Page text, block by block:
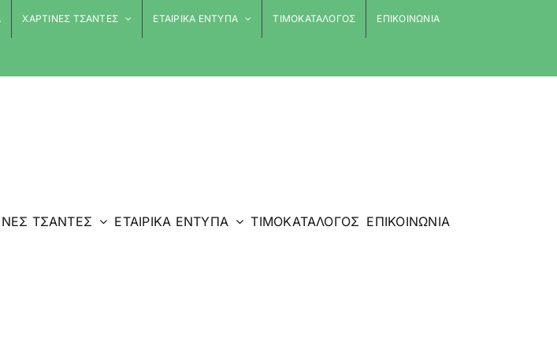
ΧΑΡΤΙΝΕΣ ΤΣΑΝΤΕΣ ΕΤΑΙΡΙΚΑ ΕΝΤΥΠΑ ΤΙΜΟΚΑΤΑΛΟΓΟΣ ΕΠΙΚΟΙΝΩΝΙΑ
ΤΣΑΝΤΕΣ ΕΤΑΙΡΙΚΑ ΕΝΤΥΠΑ ΤΙΜΟΚΑΤΑΛΟΓΟΣ ΕΠΙΚΟΙΝΩΝΙΑ